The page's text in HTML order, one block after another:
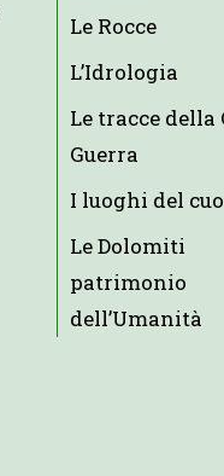
Le Rocce
L’Idrologia
Le tracce della
Guerra
I luoghi del
Le Dolomiti
patrimonio
dell’Umanità